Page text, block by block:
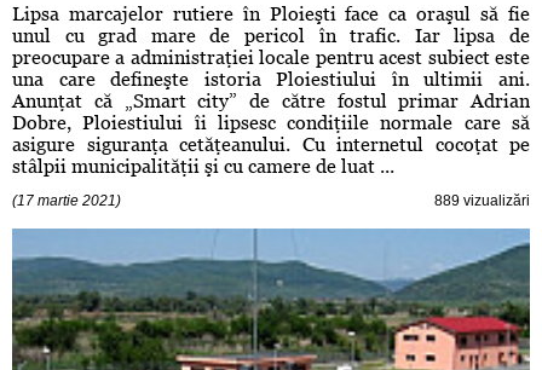
Lipsa marcajelor rutiere în Ploieşti face ca oraşul să fie
unul cu grad mare de pericol în trafic. Iar lipsa de
preocupare a administraţiei locale pentru acest subiect este
una care defineşte istoria Ploiestiului în ultimii ani.
Anunţat că „Smart city” de către fostul primar Adrian
Dobre, Ploiestiului îi lipsesc condiţiile normale care să
asigure siguranţa cetăţeanului. Cu internetul cocoţat pe
stâlpii municipalităţii şi cu camere de luat ...
(17 martie 2021) 889 vizualizări